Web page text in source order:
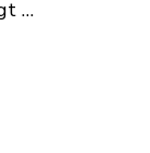
…